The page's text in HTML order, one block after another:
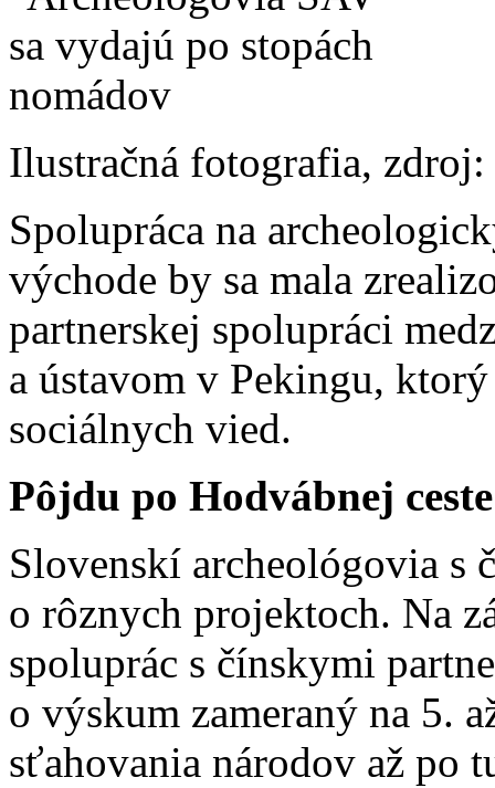
Ilustračná fotografia,
Spolupráca na
východe by sa mala
partnerskej spolupráci
a ústavom v Pekingu,
sociálnych vied.
Pôjdu po Hodvábnej ceste
Slovenskí archeológovia s
o rôznych projektoch. Na
spoluprác s čínskymi
o výskum zameraný na 5.
sťahovania národov až po